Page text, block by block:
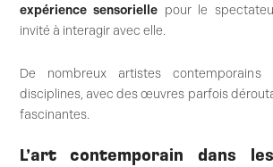
expérience sensorielle pour le
invité à interagir avec elle.
De nombreux artistes
disciplines, avec des œuvres parfois
fascinantes.
L’art contemporain dans